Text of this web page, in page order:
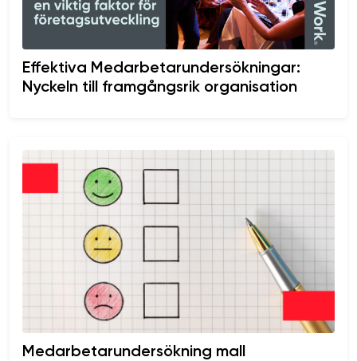
Effektiva Medarbetarundersökningar:
Nyckeln till framgångsrik organisation
Medarbetarundersökning mall